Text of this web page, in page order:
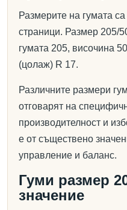
Размерите на гумата
страници. Размер 205/
гумата 205, височина
(цолаж) R 17.
Различните размери
отговарят на
производителност и
е от съществено
управление и баланс.
Гуми размер
значение